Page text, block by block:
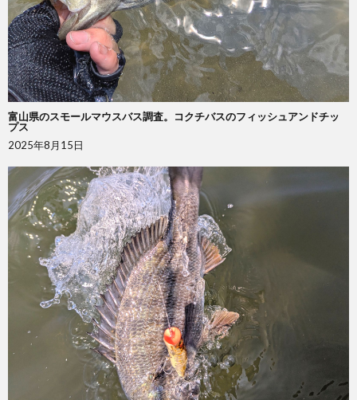
富山県のスモールマウスバス調査。コクチバスのフィッシュアンドチッ
プス
2025年8月15日